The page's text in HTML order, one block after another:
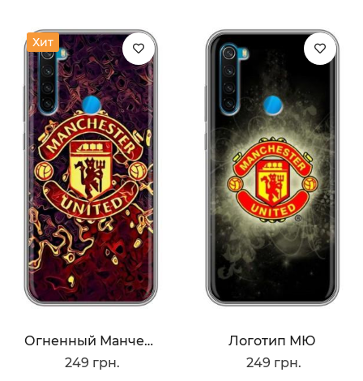
Хит
Огненный Манчестер
249 грн.
Логотип МЮ
249 грн.